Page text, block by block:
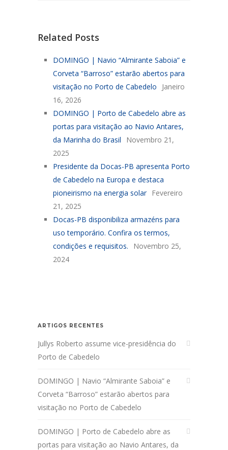
Related Posts
DOMINGO | Navio “Almirante Saboia” e
Corveta “Barroso” estarão abertos para
visitação no Porto de Cabedelo
Janeiro
16, 2026
DOMINGO | Porto de Cabedelo abre as
portas para visitação ao Navio Antares,
da Marinha do Brasil
Novembro 21,
2025
Presidente da Docas-PB apresenta Porto
de Cabedelo na Europa e destaca
pioneirismo na energia solar Fevereiro
21, 2025
Docas-PB disponibiliza armazéns para
uso temporário. Confira os termos,
condições e requisitos.
Novembro 25,
2024
ARTIGOS RECENTES
Jullys Roberto assume vice-presidência do
Porto de Cabedelo
DOMINGO | Navio “Almirante Saboia” e
Corveta “Barroso” estarão abertos para
visitação no Porto de Cabedelo
DOMINGO | Porto de Cabedelo abre as
portas para visitação ao Navio Antares, da